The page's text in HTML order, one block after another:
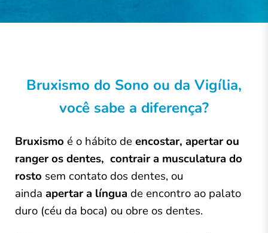
Bruxismo do Sono ou da Vigília,
você sabe a diferença?
Bruxismo é o hábito deencostar, apertar ou
ranger os dentes, contrair a musculatura do
rosto sem contato dos dentes, ou
ainda apertar a língua de encontro ao palato
duro (céu da boca) ou obre os dentes.